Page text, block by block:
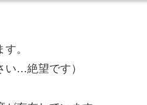
。
い…絶望です）